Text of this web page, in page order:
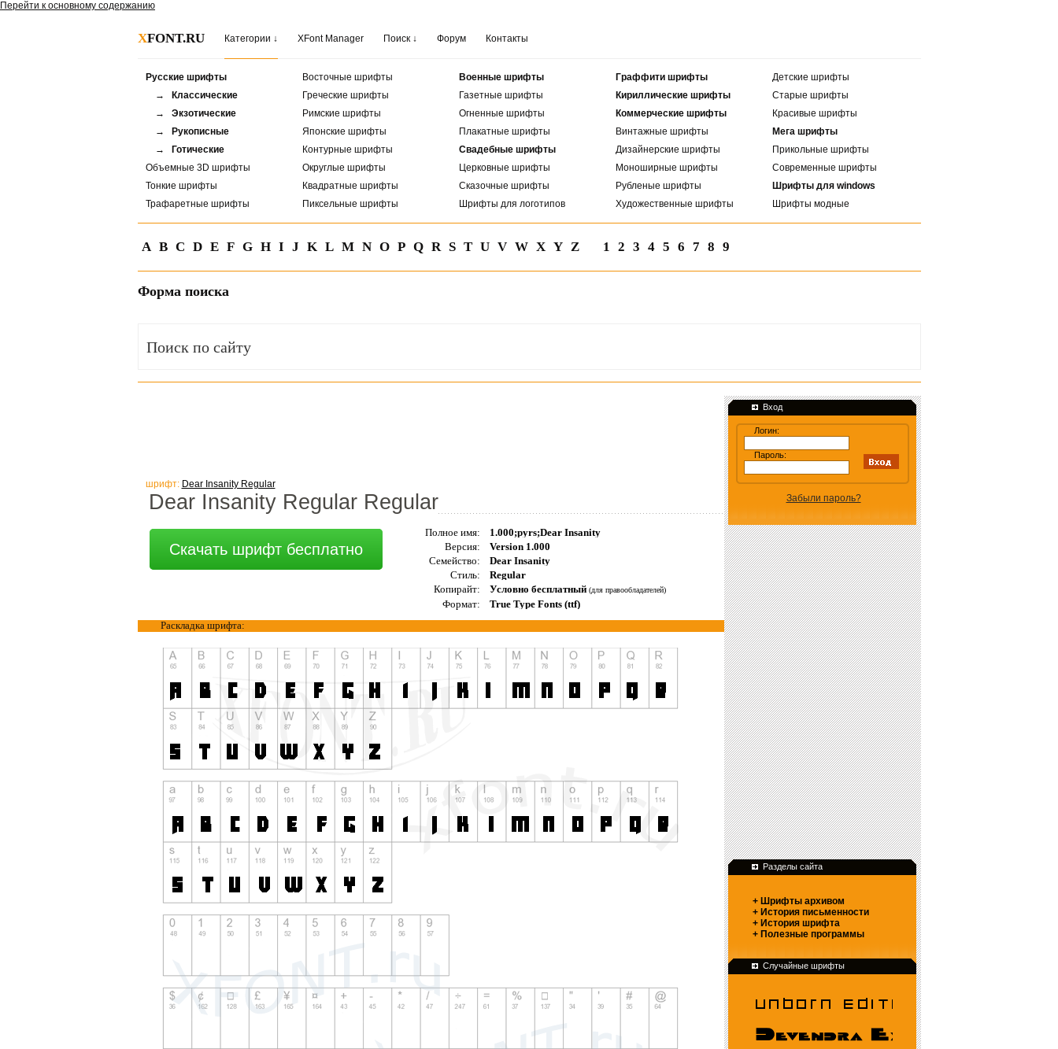
Перейти к основному содержанию
XFONT.RU Категории ↓ XFont Manager Поиск ↓ Форум Контакты
Русские шрифты
→ Классические
→ Экзотические
→ Рукописные
→ Готические
Объемные 3D шрифты
Тонкие шрифты
Трафаретные шрифты
Восточные шрифты
Греческие шрифты
Римские шрифты
Японские шрифты
Контурные шрифты
Округлые шрифты
Квадратные шрифты
Пиксельные шрифты
Военные шрифты
Газетные шрифты
Огненные шрифты
Плакатные шрифты
Свадебные шрифты
Церковные шрифты
Сказочные шрифты
Шрифты для логотипов
Граффити шрифты
Кириллические шрифты
Коммерческие шрифты
Винтажные шрифты
Дизайнерские шрифты
Моноширные шрифты
Рубленые шрифты
Художественные шрифты
Детские шрифты
Старые шрифты
Красивые шрифты
Мега шрифты
Прикольные шрифты
Современные шрифты
Шрифты для windows
Шрифты модные
A B C D E F G H I J K L M N O P Q R S T U V W X Y Z 1 2 3 4 5 6 7 8 9
Форма поиска
шрифт: Dear Insanity Regular
Dear Insanity Regular Regular
Скачать шрифт бесплатно
Полное имя:
1.000;pyrs;Dear Insanity
Версия:
Version 1.000
Семейство:
Dear Insanity
Стиль:
Regular
Копирайт:
Условно бесплатный (для правообладателей)
Формат:
True Type Fonts (ttf)
Раскладка шрифта:
Вход
Логин:
Пароль:
Забыли пароль?
Разделы сайта
+ Шрифты архивом
+ История письменности
+ История шрифта
+ Полезные программы
Случайные шрифты